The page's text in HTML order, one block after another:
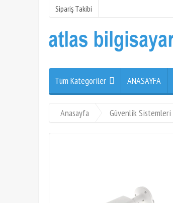
Sipariş Takibi
Tüm Kategoriler ANASAYFA
Anasayfa Güvenlik Sistemleri